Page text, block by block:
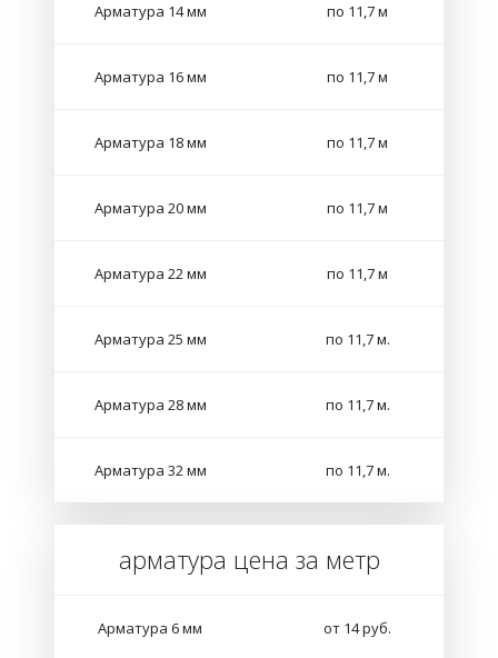
Арматура 14 мм по 11,7 м
Арматура 16 мм по 11,7 м
Арматура 18 мм по 11,7 м
Арматура 20 мм по 11,7 м
Арматура 22 мм по 11,7 м
Арматура 25 мм по 11,7 м.
Арматура 28 мм по 11,7 м.
Арматура 32 мм по 11,7 м.
арматура цена за метр
Арматура 6 мм от 14 руб.